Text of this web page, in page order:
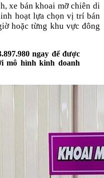
xe bán khoai mỡ chiên di
hoạt lựa chọn vị trí bán
hoặc từng khu vực đông
ngay để được
mô hình kinh doanh